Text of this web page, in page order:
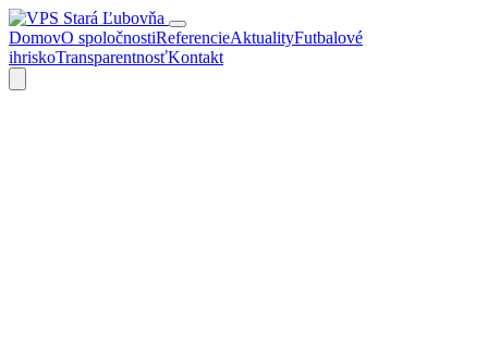
DomovO spoločnostiReferencieAktualityFutbalové
ihriskoTransparentnosťKontakt